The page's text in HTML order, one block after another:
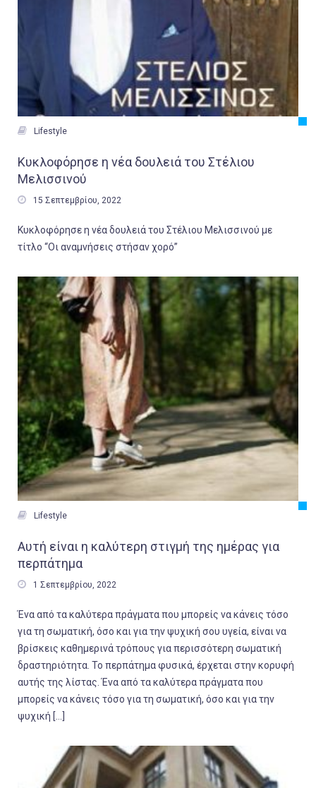
 Lifestyle
Κυκλοφόρησε η νέα δουλειά του Στέλιου
Μελισσινού
 15 Σεπτεμβρίου, 2022
Κυκλοφόρησε η νέα δουλειά του Στέλιου Μελισσινού με
τίτλο “Οι αναμνήσεις στήσαν χορό”
 Lifestyle
Αυτή είναι η καλύτερη στιγμή της ημέρας για
περπάτημα
 1 Σεπτεμβρίου, 2022
Ένα από τα καλύτερα πράγματα που μπορείς να κάνεις τόσο
για τη σωματική, όσο και για την ψυχική σου υγεία, είναι να
βρίσκεις καθημερινά τρόπους για περισσότερη σωματική
δραστηριότητα. Το περπάτημα φυσικά, έρχεται στην κορυφή
αυτής της λίστας. Ένα από τα καλύτερα πράγματα που
μπορείς να κάνεις τόσο για τη σωματική, όσο και για την
ψυχική […]